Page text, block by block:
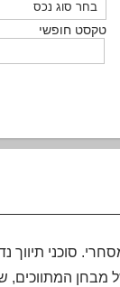
טקסט חופשי
טקסט חופשי
טקסט חופשי
טקסט חופשי
סוכני תיווך
מבחן המתווכים,